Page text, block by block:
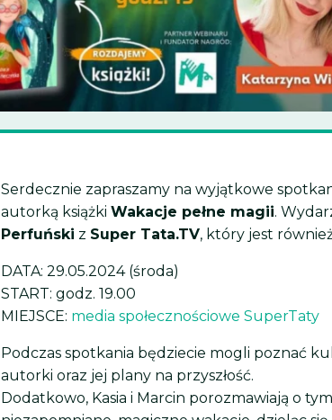
Serdecznie zapraszamy na wyjątkowe
autorką książki Wakacje pełne magii.
Perfuński z Super Tata.TV, który jest
DATA: 29.05.2024 (środa)
START: godz. 19.00
MIEJSCE: media społecznościowe SuperTaty
Podczas spotkania będziecie mogli poznać
autorki oraz jej plany na przyszłość.
Dodatkowo, Kasia i Marcin porozmawiają o